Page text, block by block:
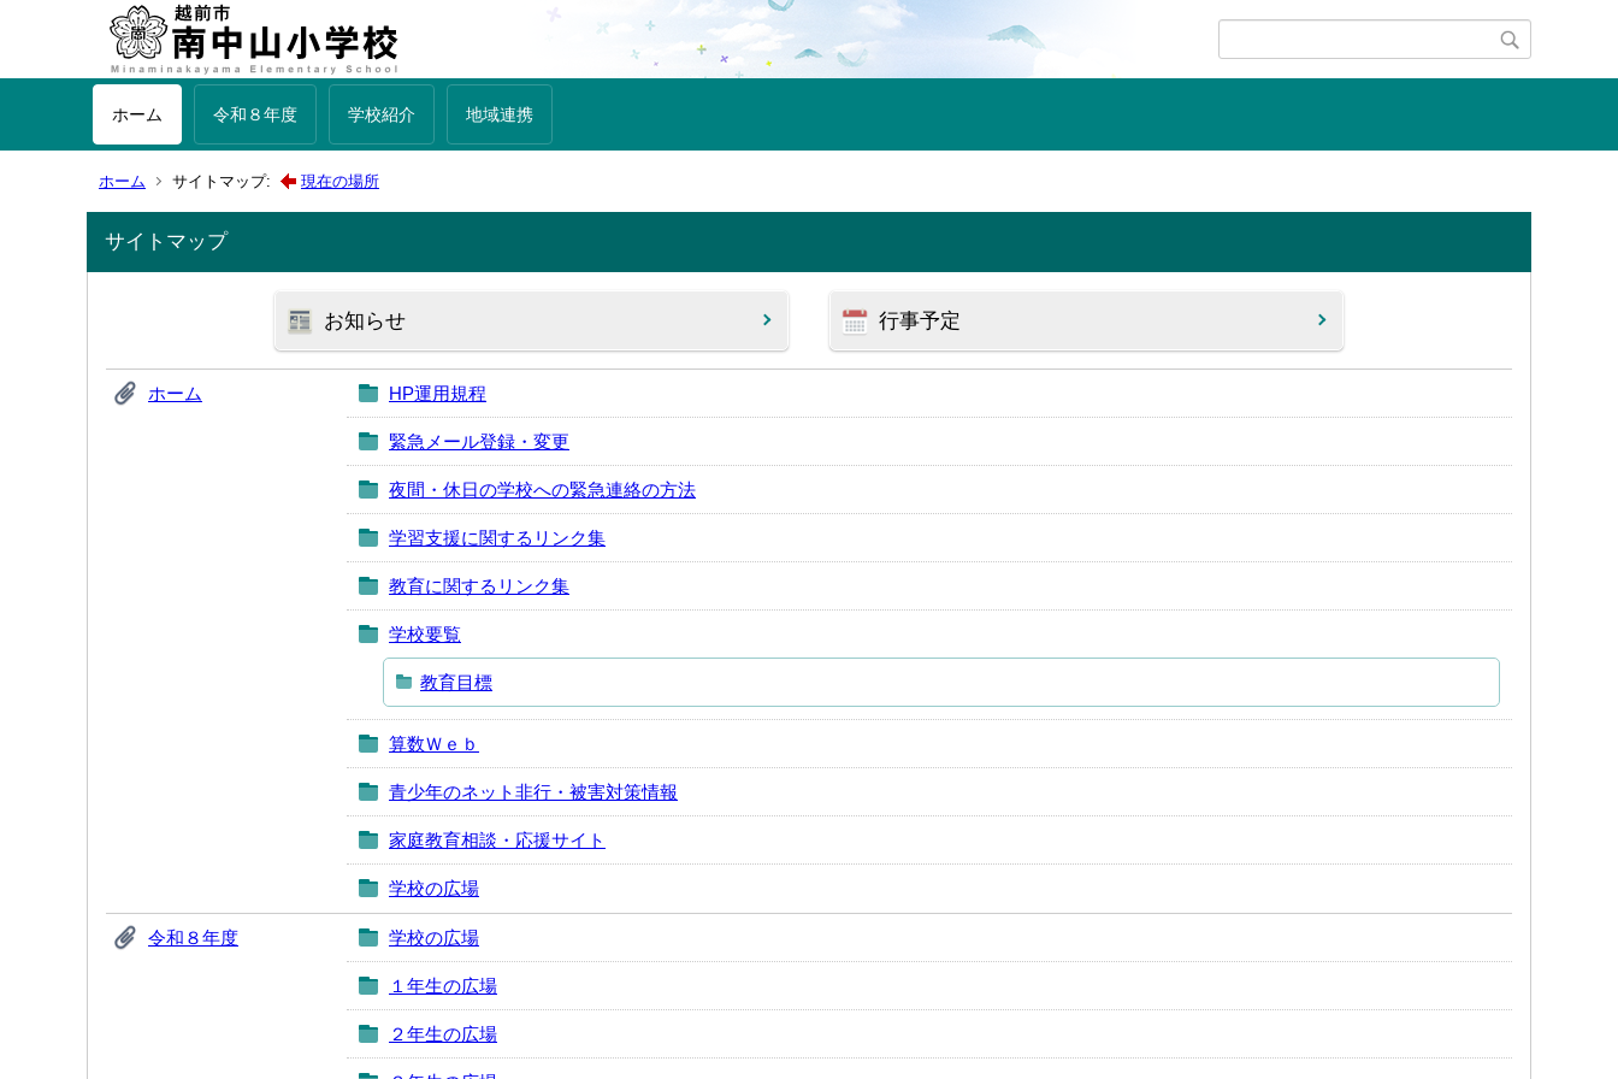
ホーム 令和８年度 学校紹介 地域連携
ホーム サイトマップ: 現在の場所
サイトマップ
お知らせ 行事予定
ホーム HP運用規程
緊急メール登録・変更
夜間・休日の学校への緊急連絡の方法
学習支援に関するリンク集
教育に関するリンク集
学校要覧
教育目標
算数Ｗｅｂ
青少年のネット非行・被害対策情報
家庭教育相談・応援サイト
学校の広場
令和８年度 学校の広場
１年生の広場
２年生の広場